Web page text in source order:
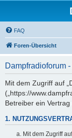
FAQ
Foren-Übersicht
Dampfradioforum
Mit dem Zugriff auf
(„https://
Betreiber ein
1.
Mit dem Zugriff